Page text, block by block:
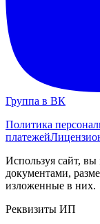
Группа в ВК
Политика
платежей
Используя сайт, вы
документами,
изложенные в них.
Реквизиты ИП